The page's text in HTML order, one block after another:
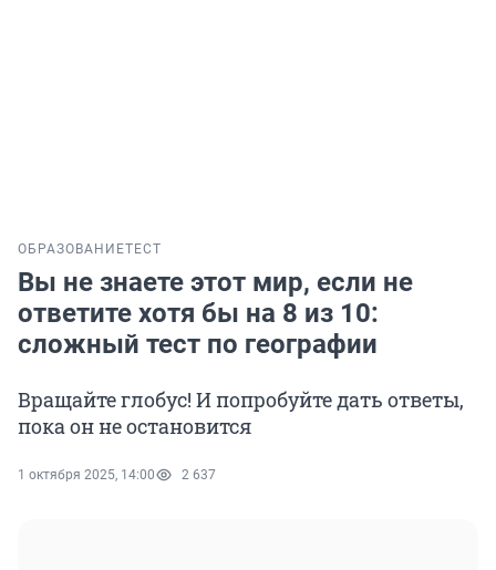
ОБРАЗОВАНИЕТЕСТ
Вы не знаете этот мир, если не
ответите хотя бы на 8 из 10:
сложный тест по географии
Вращайте глобус! И попробуйте дать ответы,
пока он не остановится
1 октября 2025, 14:00 2 637